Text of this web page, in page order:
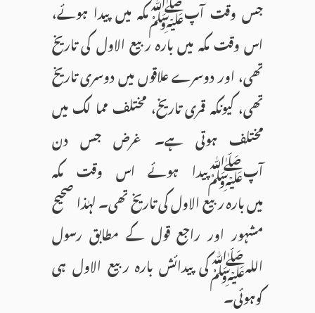
جس وقت آپﷺمکہ میں پیدا ہوئے،
اس وقت مکہ میں بارہ ربیع الاول کی تاریخ
تھی، اور دوسرے علاقوں میں دوسری تاریخ
تھی، کیونکہ قمری تاریخ، مختلف مما لک میں
مختلف ہوتی ہے۔ غرض جس دن
آپﷺپیدا ہوئے اس وقت مکہ
میں بارہ ربیع الاول کی تاریخ تھی۔ لہٰذا صحیح
مشہور اور راجع قول کے مطابق رسول
اللہﷺکی پیدائش بارہ ربیع الاول ہی
کوہوئی۔